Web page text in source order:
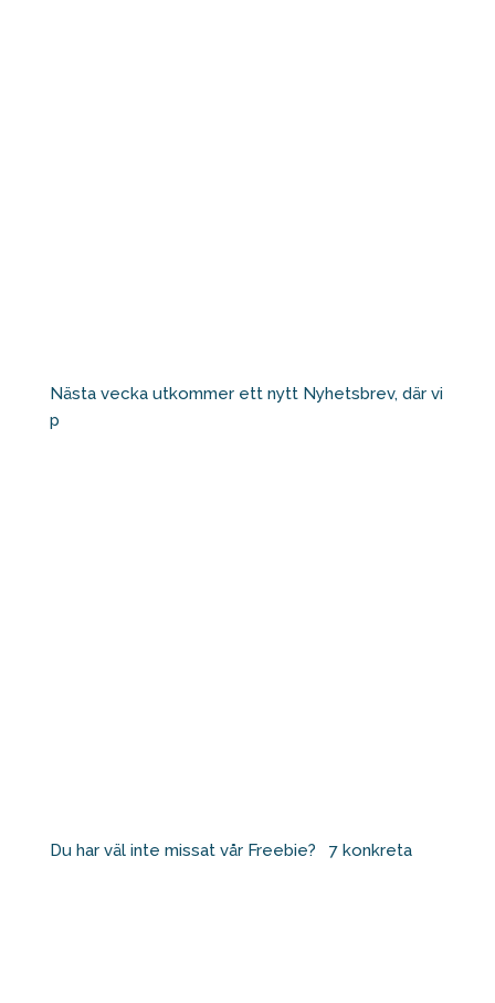
Nästa vecka utkommer ett nytt Nyhetsbrev, där vi
p
Du har väl inte missat vår Freebie? ⁠ ⁠ 7 konkreta